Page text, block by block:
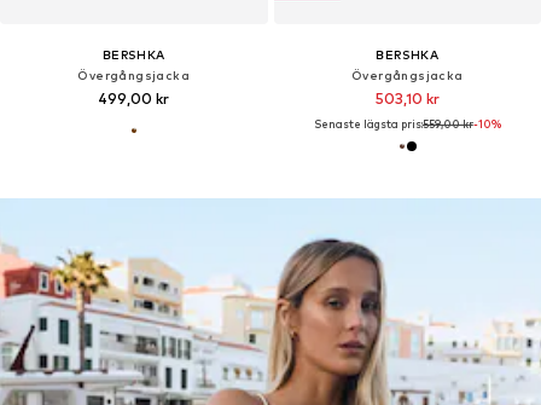
BERSHKA
Övergångsjacka
499,00 kr
BERSHKA
Övergångsjacka
503,10 kr
Senaste lägsta pris:559,00 kr-10%